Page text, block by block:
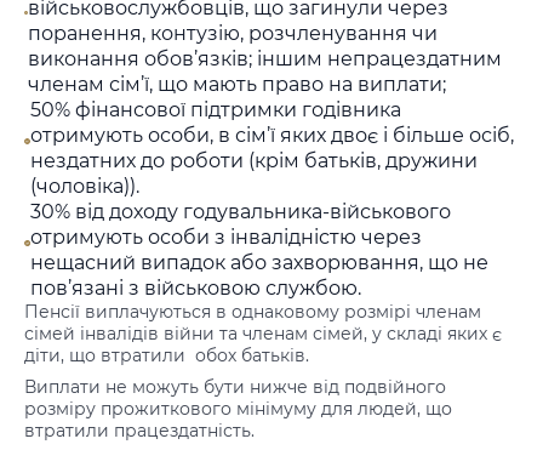
військовослужбовців, що загинули через
поранення, контузію, розчленування чи
виконання обов’язків; іншим непрацездатним
членам сім’ї, що мають право на виплати;
50% фінансової підтримки годівника
отримують особи, в сім’ї яких двоє і більше осіб,
нездатних до роботи (крім батьків, дружини
(чоловіка)).
30% від доходу годувальника-військового
отримують особи з інвалідністю через
нещасний випадок або захворювання, що не
пов’язані з військовою службою.
Пенсії виплачуються в однаковому розмірі членам
сімей інвалідів війни та членам сімей, у складі яких є
діти, що втратили обох батьків.
Виплати не можуть бути нижче від подвійного
розміру прожиткового мінімуму для людей, що
втратили працездатність.